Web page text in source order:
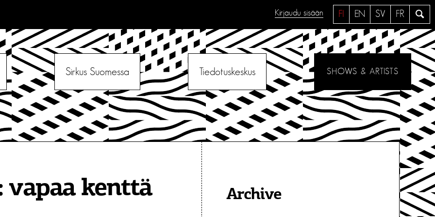
a
e
FI EN SV FR
Kirjaudu sisään
Sirkus Suomessa Tiedotuskeskus SHOWS & ARTISTS
vapaa kenttä Archive